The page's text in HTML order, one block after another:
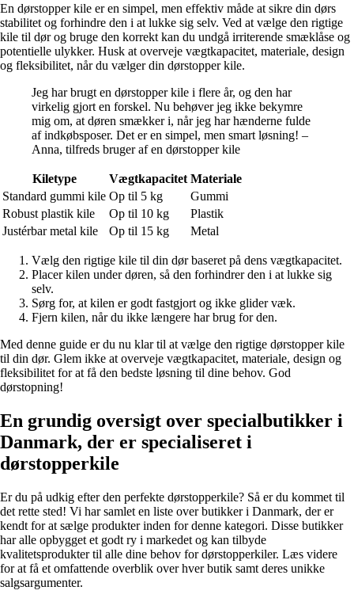
En dørstopper kile er en simpel, men effektiv måde at sikre din dørs
stabilitet og forhindre den i at lukke sig selv. Ved at vælge den rigtige
kile til dør og bruge den korrekt kan du undgå irriterende smæklåse og
potentielle ulykker. Husk at overveje vægtkapacitet, materiale, design
og fleksibilitet, når du vælger din dørstopper kile.
Jeg har brugt en dørstopper kile i flere år, og den har
virkelig gjort en forskel. Nu behøver jeg ikke bekymre
mig om, at døren smækker i, når jeg har hænderne fulde
af indkøbsposer. Det er en simpel, men smart løsning! –
Anna, tilfreds bruger af en dørstopper kile
Kiletype Vægtkapacitet Materiale
Standard gummi kile Op til 5 kg
Gummi
Robust plastik kile
Op til 10 kg
Plastik
Justérbar metal kile
Op til 15 kg Metal
Vælg den rigtige kile til din dør baseret på dens vægtkapacitet.
Placer kilen under døren, så den forhindrer den i at lukke sig
selv.
Sørg for, at kilen er godt fastgjort og ikke glider væk.
Fjern kilen, når du ikke længere har brug for den.
Med denne guide er du nu klar til at vælge den rigtige dørstopper kile
til din dør. Glem ikke at overveje vægtkapacitet, materiale, design og
fleksibilitet for at få den bedste løsning til dine behov. God
dørstopning!
En grundig oversigt over specialbutikker i
Danmark, der er specialiseret i
dørstopperkile
Er du på udkig efter den perfekte dørstopperkile? Så er du kommet til
det rette sted! Vi har samlet en liste over butikker i Danmark, der er
kendt for at sælge produkter inden for denne kategori. Disse butikker
har alle opbygget et godt ry i markedet og kan tilbyde
kvalitetsprodukter til alle dine behov for dørstopperkiler. Læs videre
for at få et omfattende overblik over hver butik samt deres unikke
salgsargumenter.